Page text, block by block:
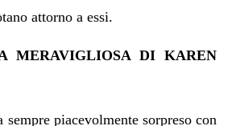
attorno a essi.
MERAVIGLIOSA DI KAREN
sempre piacevolmente sorpreso con